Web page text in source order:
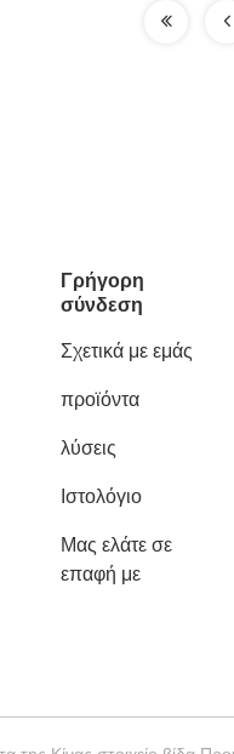
Γρήγορη
σύνδεση
Σχετικά με εμάς
προϊόντα
λύσεις
Ιστολόγιο
Μας ελάτε σε
επαφή με